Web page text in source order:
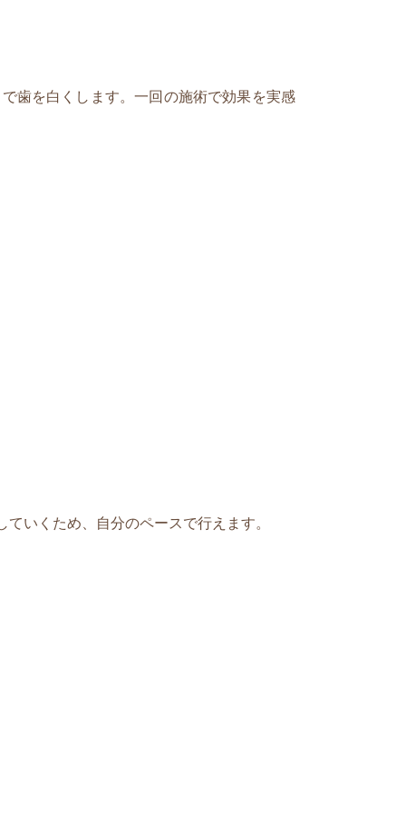
歯を白くします。一回の施術で効果を実感
いくため、自分のペースで行えます。